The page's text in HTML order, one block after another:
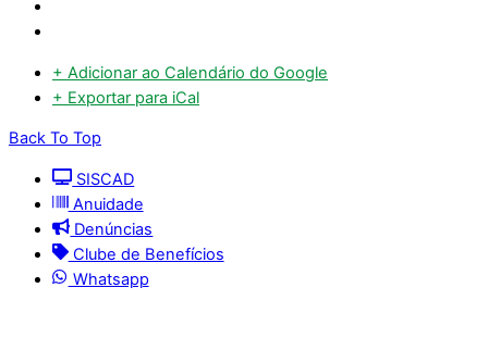
+ Adicionar ao Calendário do Google
+ Exportar para iCal
Back To Top
SISCAD
Anuidade
Denúncias
Clube de Benefícios
Whatsapp